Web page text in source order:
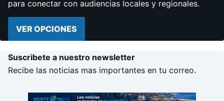
para conectar con audiencias locales y regionales.
VER OPCIONES
Suscribete a nuestro newsletter
Recibe las noticias mas importantes en tu correo.